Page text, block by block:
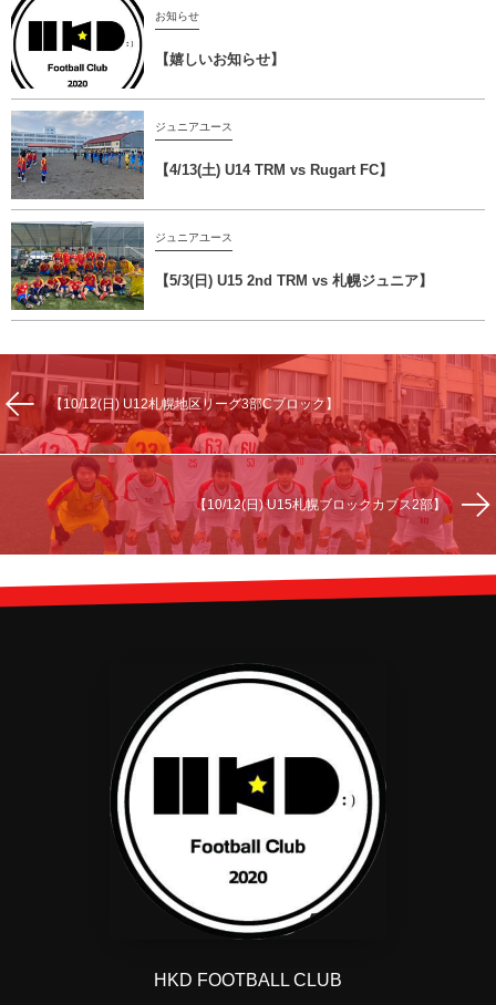
お知らせ
【嬉しいお知らせ】
ジュニアユース
【4/13(土) U14 TRM vs Rugart FC】
ジュニアユース
【5/3(日) U15 2nd TRM vs 札幌ジュニア】
【10/12(日) U12札幌地区リーグ3部Cブロック】
【10/12(日) U15札幌ブロックカブス2部】
HKD FOOTBALL CLUB